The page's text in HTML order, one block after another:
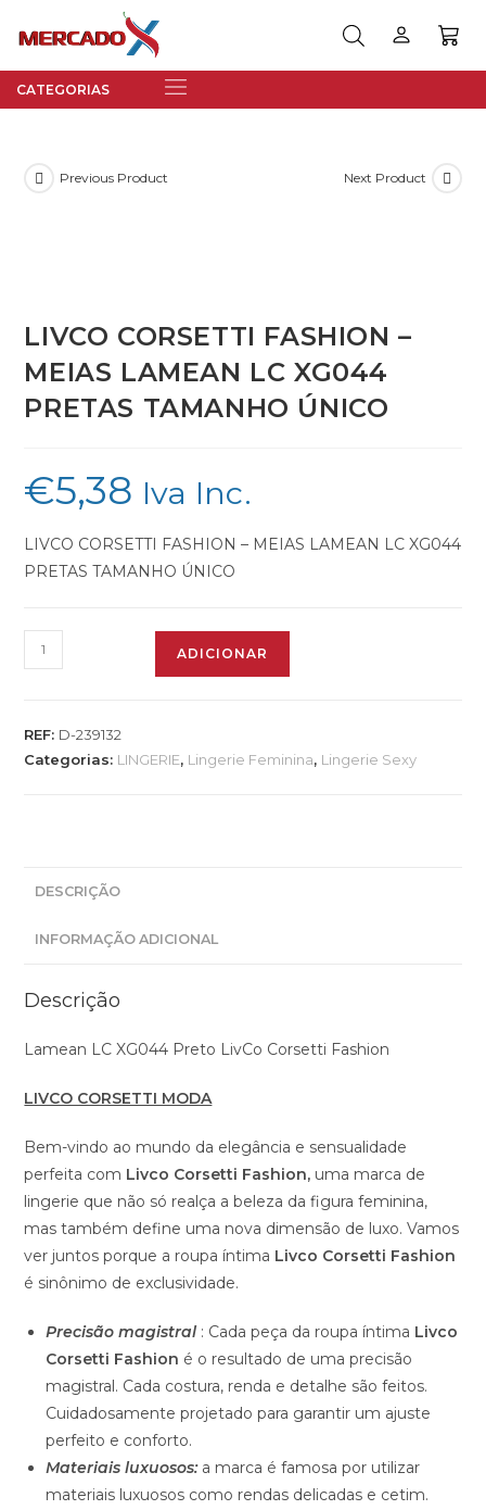
Previous Product Next Product
LIVCO CORSETTI FASHION –
MEIAS LAMEAN LC XG044
PRETAS TAMANHO ÚNICO
€5,38 Iva Inc.
LIVCO CORSETTI FASHION – MEIAS LAMEAN LC XG044
PRETAS TAMANHO ÚNICO
ADICIONAR
REF: D-239132
Categorias: LINGERIE, Lingerie Feminina, Lingerie Sexy
DESCRIÇÃO
INFORMAÇÃO ADICIONAL
Descrição
Lamean LC XG044 Preto LivCo Corsetti Fashion
LIVCO CORSETTI MODA
Bem-vindo ao mundo da elegância e sensualidade
perfeita com Livco Corsetti Fashion, uma marca de
lingerie que não só realça a beleza da figura feminina,
mas também define uma nova dimensão de luxo. Vamos
ver juntos porque a roupa íntima Livco Corsetti Fashion
é sinônimo de exclusividade.
Precisão magistral: Cada peça da roupa íntima Livco
Corsetti Fashion é o resultado de uma precisão
magistral. Cada costura, renda e detalhe são feitos.
Cuidadosamente projetado para garantir um ajuste
perfeito e conforto.
Materiais luxuosos:a marca é famosa por utilizar
materiais luxuosos como rendas delicadas e cetim.